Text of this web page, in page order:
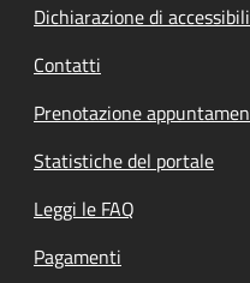
Dichiarazione di
Contatti
Prenotazione
Statistiche del portale
Leggi le FAQ
Pagamenti